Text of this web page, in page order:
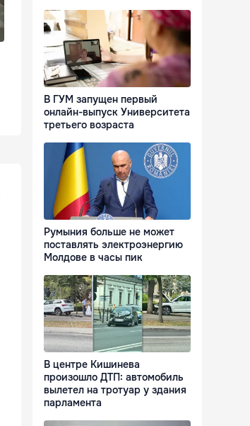
В ГУМ запущен первый
онлайн-выпуск Университета
третьего возраста
Румыния больше не может
поставлять электроэнергию
Молдове в часы пик
В центре Кишинева
произошло ДТП: автомобиль
вылетел на тротуар у здания
парламента